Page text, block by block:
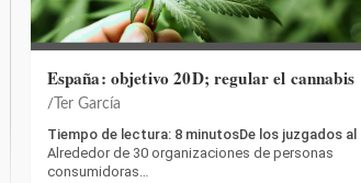
España: objetivo 20D; regular el cannabis
Ter García
Tiempo de lectura: 8 minutosDe los juzgados al
Alrededor de 30 organizaciones de personas
consumidoras…